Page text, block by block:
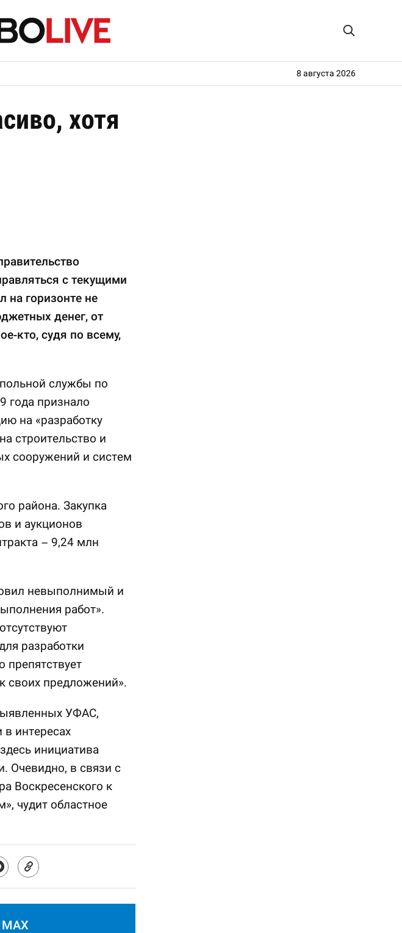
8 августа 2026
хотя
с текущими
на горизонте не
денег, от
кто, судя по всему,
службы по
года признало
на «разработку
строительство и
сооружений и систем
района. Закупка
и аукционов
– 9,24 млн
невыполнимый и
работ».
разработки
препятствует
своих предложений».
УФАС,
интересах
инициатива
Очевидно, в связи с
Воскресенского к
чудит областное